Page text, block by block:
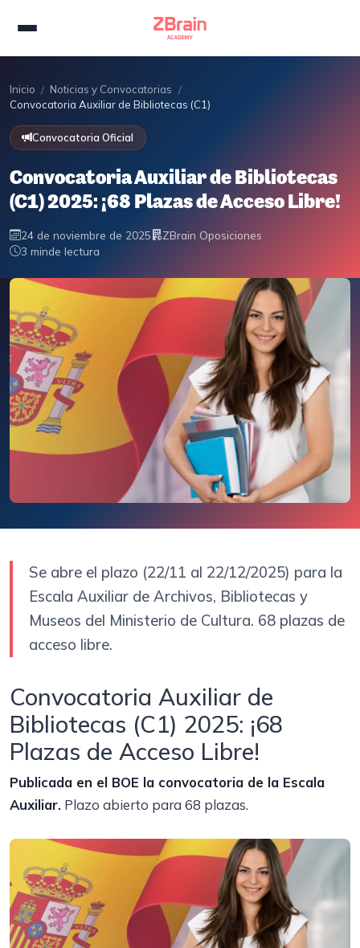
Inicio / Noticias y Convocatorias /
Convocatoria Auxiliar de Bibliotecas (C1) 2025: ¡68 Plazas de Acceso
Convocatoria Oficial
Convocatoria Auxiliar de Bibliotecas
(C1) 2025: ¡68 Plazas de Acceso Libre!
24 de noviembre de 2025
ZBrain Oposiciones
3 minde lectura
Se abre el plazo (22/11 al 22/12/2025) para la
Escala Auxiliar de Archivos, Bibliotecas y
Museos del Ministerio de Cultura. 68 plazas de
acceso libre.
Convocatoria Auxiliar de
Bibliotecas (C1) 2025: ¡68
Plazas de Acceso Libre!
Publicada en el BOE la convocatoria de la Escala
Auxiliar. Plazo abierto para 68 plazas.